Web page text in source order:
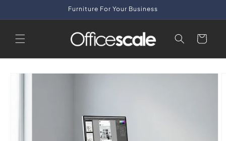
Furniture For Your Business
Cart
Skip to